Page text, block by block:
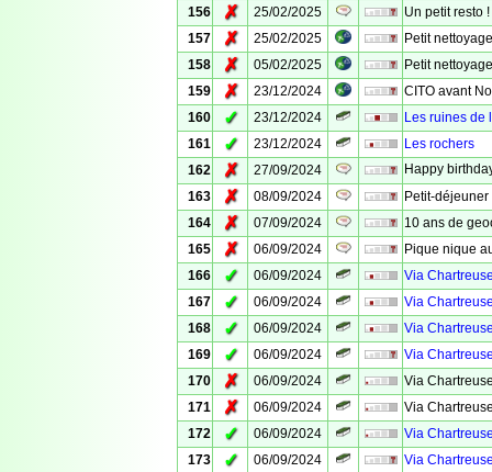
156
✗ 25/02/2025
Un petit resto !
157
✗ 25/02/2025
Petit
158
✗ 05/02/2025
Petit
159
✗ 23/12/2024
CITO avant
160
✓ 23/12/2024
Les ruines de
161
✓ 23/12/2024
Les rochers
162
✗ 27/09/2024
Happy
163
✗ 08/09/2024
Petit-
164
✗ 07/09/2024
10 ans de
165
✗ 06/09/2024
Pique nique
166
✓ 06/09/2024
Via
167
✓ 06/09/2024
Via
168
✓ 06/09/2024
Via
169
✓ 06/09/2024
Via
170
✗ 06/09/2024
Via
171
✗ 06/09/2024
Via
172
✓ 06/09/2024
Via
173
✓ 06/09/2024
Via